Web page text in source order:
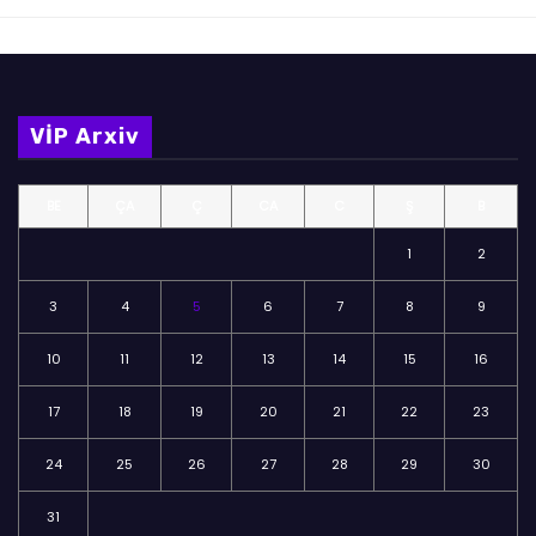
VİP Arxiv
1 2
3 4 5 6 7 8 9
10 11 12 13 14 15 16
17 18 19 20 21 22 23
24 25 26 27 28 29 30
31